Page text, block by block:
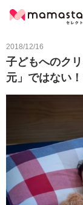
2018/12/16
子どもへのク
元」ではない